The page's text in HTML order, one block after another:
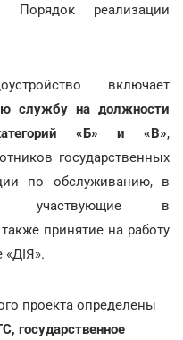
Порядок реализации
включает
службу на должности
«Б» и «В»,
государственных
по обслуживанию, в
участвующие в
принятие на работу
«ДІЯ».
проекта определены
государственное